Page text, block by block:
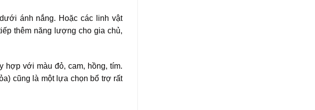
ánh nắng. Hoặc các linh vật
thêm năng lượng cho gia chủ,
hợp với màu đỏ, cam, hồng, tím.
cũng là một lựa chọn bổ trợ rất